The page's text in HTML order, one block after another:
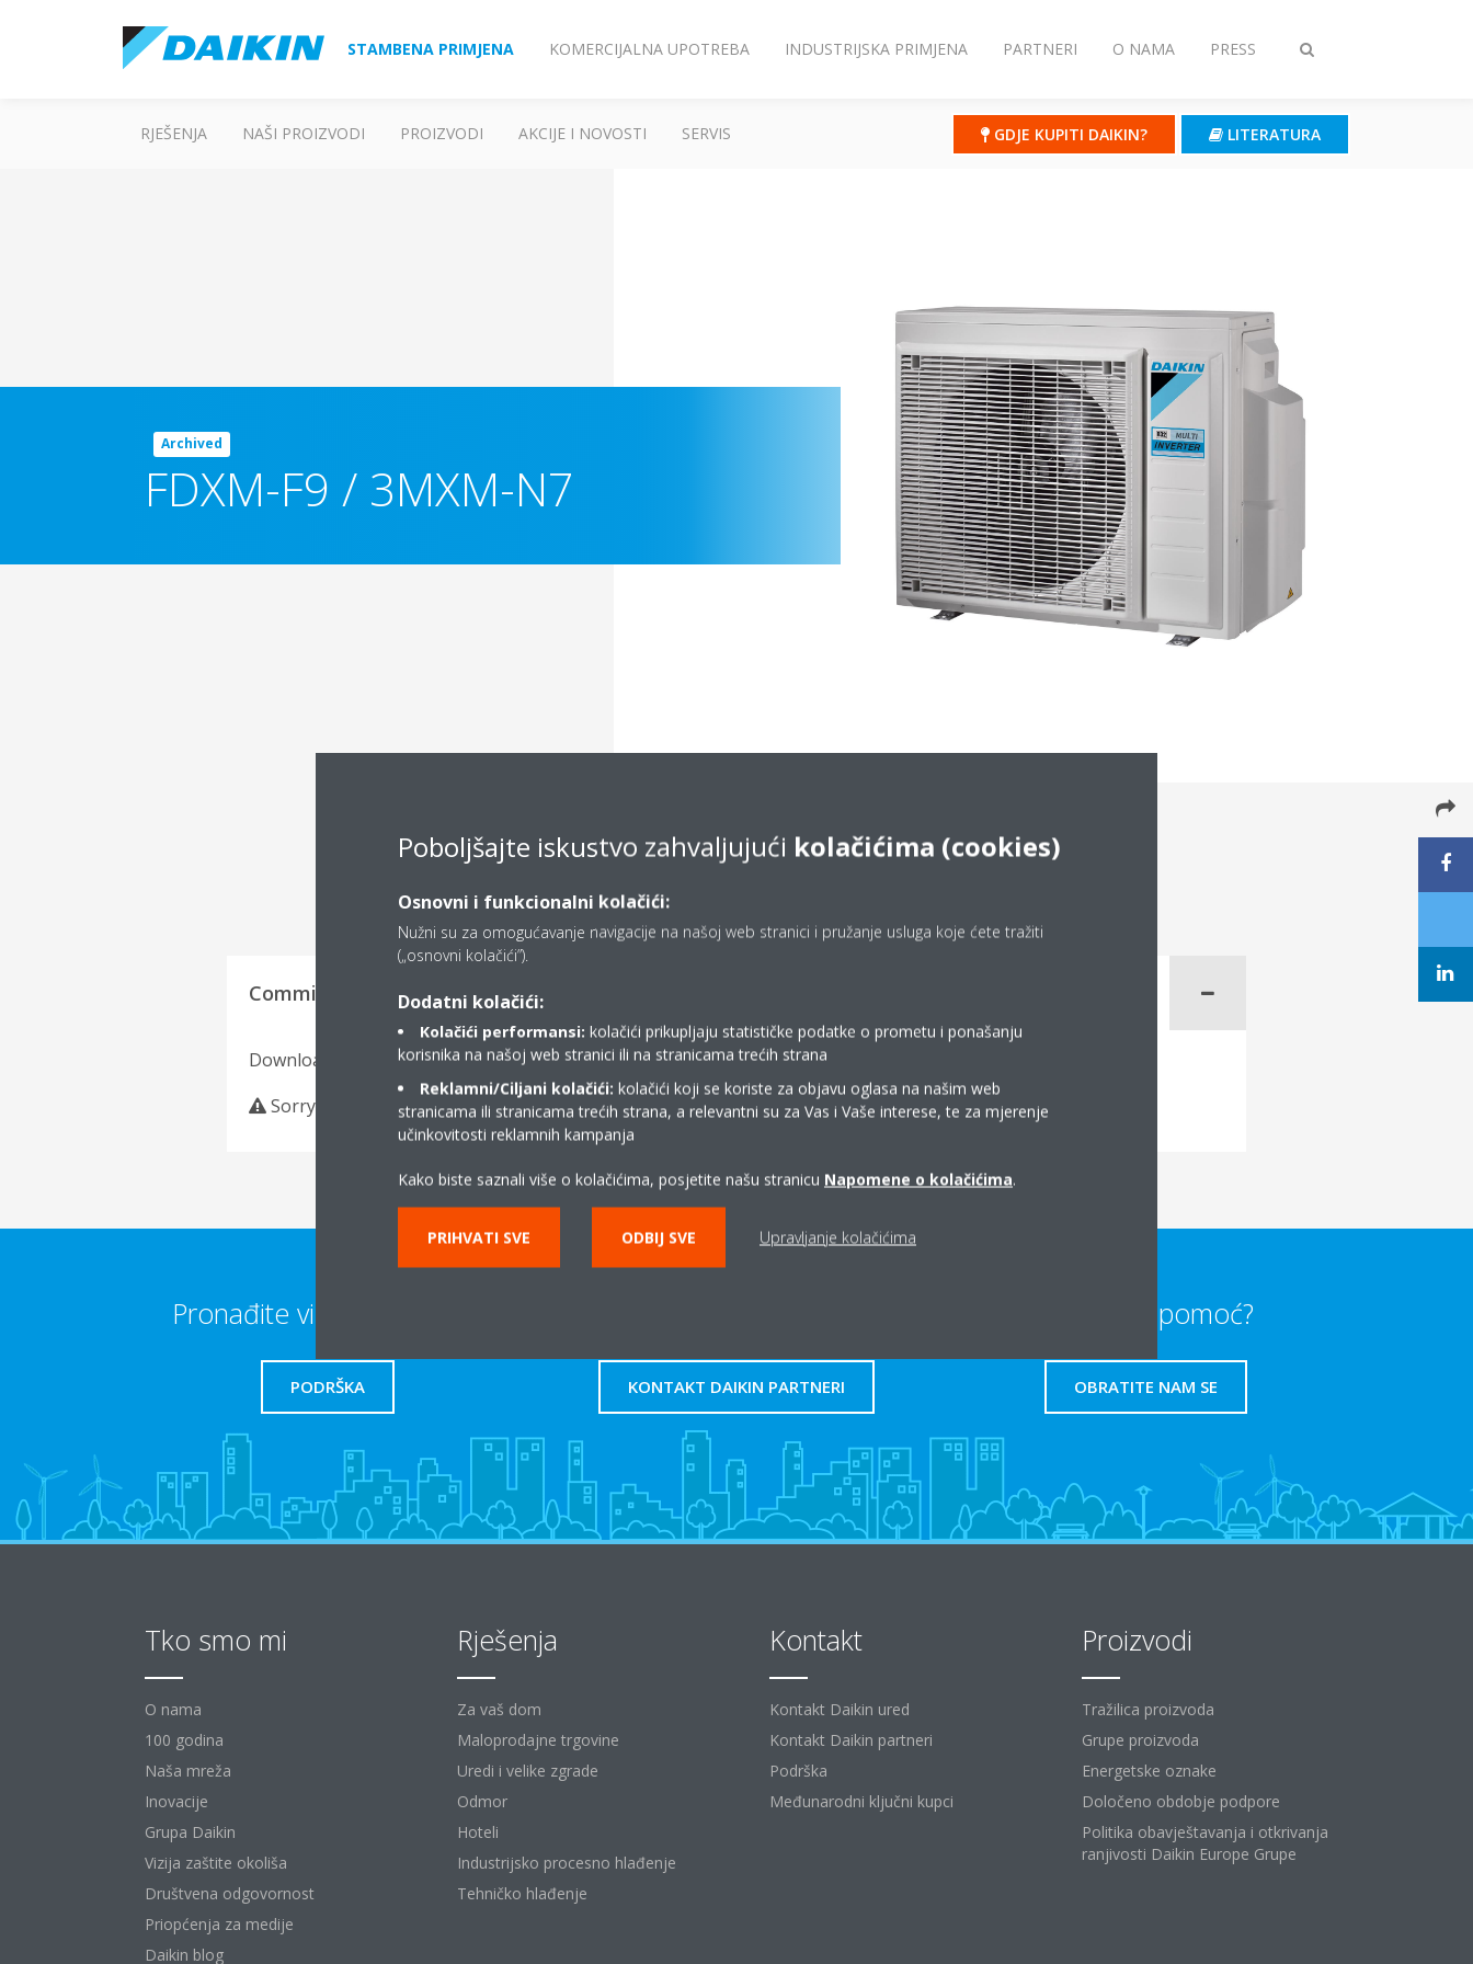
Toggle
STAMBENA PRIMJENA KOMERCIJALNA UPOTREBA INDUSTRIJSKA PRIMJENA PARTNERI O NAMA PRESS
RJEŠENJA NAŠI PROIZVODI PROIZVODI AKCIJE I NOVOSTI SERVIS GDJE KUPITI DAIKIN? LITERATURA
Archived
FDXM-F9 / 3MXM-N7
Documentation
Commissioning Checklist
Download language
Sorry, we could not find any documents in this category.
Pronađite više informacija
PODRŠKA KONTAKT DAIKIN PARTNERI
Trebate li pomoć?
OBRATITE NAM SE
Tko smo mi
O nama
100 godina
Naša mreža
Inovacije
Grupa Daikin
Vizija zaštite okoliša
Društvena odgovornost
Priopćenja za medije
Daikin blog
Rješenja
Za vaš dom
Maloprodajne trgovine
Uredi i velike zgrade
Odmor
Hoteli
Industrijsko procesno hlađenje
Tehničko hlađenje
Kontakt
Kontakt Daikin ured
Kontakt Daikin partneri
Podrška
Međunarodni ključni kupci
Proizvodi
Tražilica proizvoda
Grupe proizvoda
Energetske oznake
Določeno obdobje podpore
Politika obavještavanja i otkrivanja
ranjivosti Daikin Europe Grupe
Poboljšajte iskustvo zahvaljujući kolačićima (cookies)
Osnovni i funkcionalni kolačići:
Nužni su za omogućavanje navigacije na našoj web stranici i pružanje usluga koje ćete tražiti
(„osnovni kolačići”).
Dodatni kolačići:
Kolačići performansi: kolačići prikupljaju statističke podatke o prometu i ponašanju
korisnika na našoj web stranici ili na stranicama trećih strana
Reklamni/Ciljani kolačići: kolačići koji se koriste za objavu oglasa na našim web
stranicama ili stranicama trećih strana, a relevantni su za Vas i Vaše interese, te za mjerenje
učinkovitosti reklamnih kampanja
Kako biste saznali više o kolačićima, posjetite našu stranicu Napomene o kolačićima.
PRIHVATI SVE ODBIJ SVE Upravljanje kolačićima